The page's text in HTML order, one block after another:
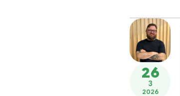
26
3
2026